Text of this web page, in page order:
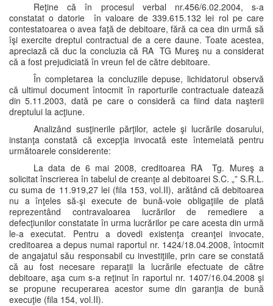
Reţine că în procesul verbal nr.456/6.02.2004, s-a
constatat o datorie în valoare de 339.615.132 lei rol pe care
contestatoarea o avea faţă de debitoare, fără ca cea din urmă să
îşi exercite dreptul contractual de a cere daune. Toate acestea,
apreciază că duc la concluzia că RA TG Mureş nu a considerat
că a fost prejudiciată în vreun fel de către debitoare.
În completarea la concluziile depuse, lichidatorul observă
că ultimul document întocmit în raporturile contractuale datează
din 5.11.2003, dată pe care o consideră ca fiind data naşterii
dreptului la acţiune.
Analizând susţinerile părţilor, actele şi lucrările dosarului,
instanţa constată că excepţia invocată este întemeiată pentru
următoarele considerente:
La data de 6 mai 2008, creditoarea RA Tg. Mureş a
solicitat înscrierea în tabelul de creanţe al debitoarei S.C. „” S.R.L.
cu suma de 11.919,27 lei (fila 153, vol.II), arătând că debitoarea
nu a înţeles să-şi execute de bună-voie obligaţiile de plată
reprezentând contravaloarea lucrărilor de remediere a
defecţiunilor constatate în urma lucrărilor pe care acesta din urmă
le-a executat. Pentru a dovedi existenţa creanţei invocate,
creditoarea a depus numai raportul nr. 1424/18.04.2008, întocmit
de angajatul său responsabil cu investiţiile, prin care se constată
că au fost necesare reparaţii la lucrările efectuate de către
debitoare, aşa cum s-a reţinut în raportul nr. 1407/16.04.2008 şi
se propune recuperarea acestor sume din garanţia de bună
execuţie (fila 154, vol.II).